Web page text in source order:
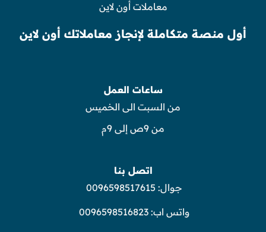
معاملات أون لاين
أول منصة متكاملة لإنجاز معاملاتك أون لاين
ساعات العمل
من السبت الى الخميس
من 9ص إلى 9م
اتصل بنا
جوال: 0096598517615
واتس اب:0096598516823